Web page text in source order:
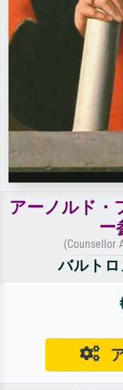
アーノルド・
ー
(Counsellor
バルト